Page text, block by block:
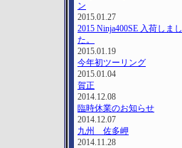
ン
2015.01.27
2015 Ninja400SE 入荷しまし
た。
2015.01.19
今年初ツーリング
2015.01.04
賀正
2014.12.08
臨時休業のお知らせ
2014.12.07
九州 佐多岬
2014.11.28